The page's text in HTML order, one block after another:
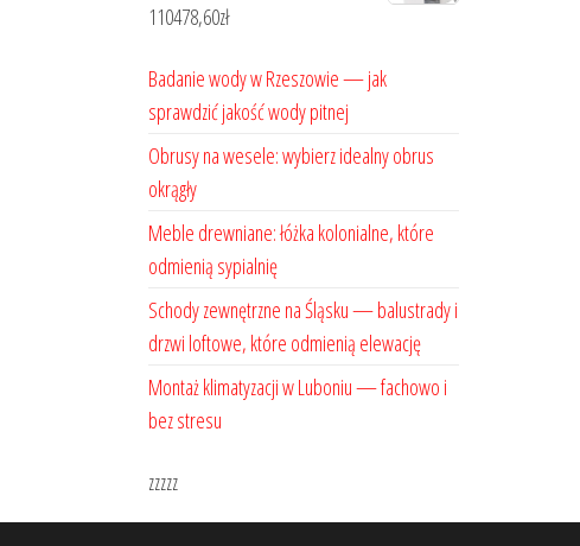
110478,60zł
Badanie wody w Rzeszowie — jak
sprawdzić jakość wody pitnej
Obrusy na wesele: wybierz idealny obrus
okrągły
Meble drewniane: łóżka kolonialne, które
odmienią sypialnię
Schody zewnętrzne na Śląsku — balustrady i
drzwi loftowe, które odmienią elewację
Montaż klimatyzacji w Luboniu — fachowo i
bez stresu
zzzzz